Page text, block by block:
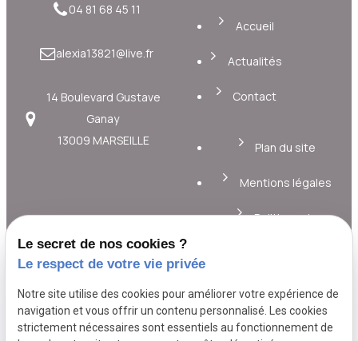
04 81 68 45 11
alexia13821@live.fr
14 Boulevard Gustave
Ganay
13009 MARSEILLE
Accueil
Actualités
Contact
Plan du site
Mentions légales
Politique de
A propos
Le secret de nos cookies ?
Le respect de votre vie privée
Notre site utilise des cookies pour améliorer votre expérience de
navigation et vous offrir un contenu personnalisé. Les cookies
strictement nécessaires sont essentiels au fonctionnement de